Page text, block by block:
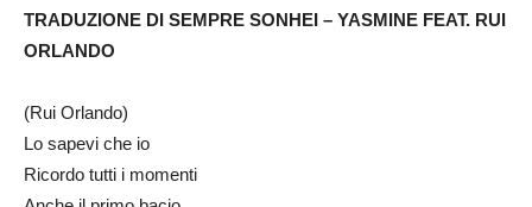
TRADUZIONE DI SEMPRE SONHEI – YASMINE FEAT. RUI
ORLANDO
(Rui Orlando)
Lo sapevi che io
Ricordo tutti i momenti